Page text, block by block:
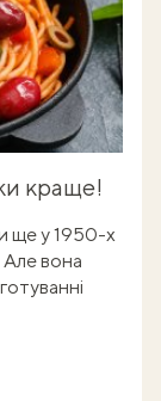
краще!
ще у 1950-х
Але вона